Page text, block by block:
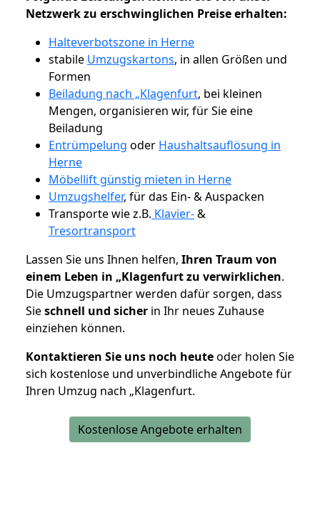
Netzwerk zu erschwinglichen Preise erhalten:
Halteverbotszone in Herne
stabile Umzugskartons, in allen Größen und
Formen
Beiladung nach „Klagenfurt, bei kleinen
Mengen, organisieren wir, für Sie eine
Beiladung
Entrümpelung oder Haushaltsauflösung in
Herne
Möbellift günstig mieten in Herne
Umzugshelfer, für das Ein- & Auspacken
Transporte wie z.B. Klavier-&
Tresortransport
Lassen Sie uns Ihnen helfen, Ihren Traum von
einem Leben in „Klagenfurt zu verwirklichen.
Die Umzugspartner werden dafür sorgen, dass
Sieschnell und sicher in Ihr neues Zuhause
einziehen können.
Kontaktieren Sie uns noch heuteoder holen Sie
sich kostenlose und unverbindliche Angebote für
Ihren Umzug nach „Klagenfurt.
Kostenlose Angebote erhalten